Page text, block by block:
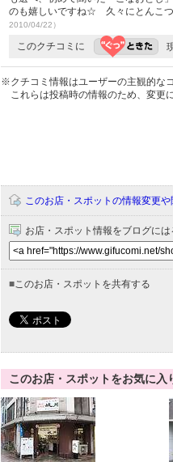
のも嬉しいですね☆ 久々にとんこつ
2010/04/22）
このクチコミに
※クチコミ情報はユーザーの主観的な
これらは投稿時の情報のため、変更
このお店・スポットの情報変更
お店・スポット情報をブログには
■このお店・スポットを共有する
このお店・スポットをお気に